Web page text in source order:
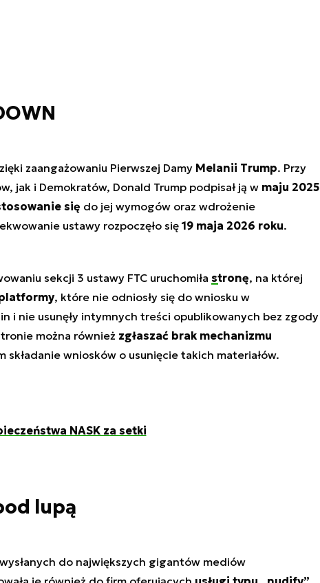
zaangażowaniu Pierwszej Damy Melanii Trump. Przy
jak i Demokratów, Donald Trump podpisał ją w maju 2025
się do jej wymogów oraz wdrożenie
ustawy rozpoczęło się 19 maja 2026 roku.
sekcji 3 ustawy FTC uruchomiła stronę, na której
, które nie odniosły się do wniosku w
i nie usunęły intymnych treści opublikowanych bez zgody
można również zgłaszać brak mechanizmu
wniosków o usunięcie takich materiałów.
NASK za setki
lupą
do największych gigantów mediów